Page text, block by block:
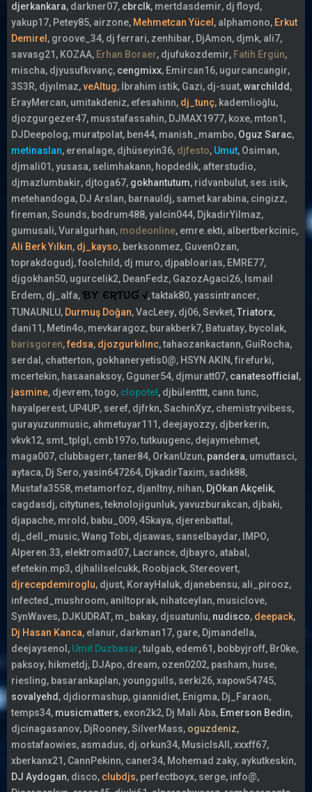
djerkankara darkner07 cbrclk mertdasdemir dj floyd
yakup17 Petey85 airzone Mehmetcan Yücel alphamono Erkut
Demirel
groove_34 dj ferrari zenhibar DjAmon djmk ali7
savasg21
KOZAA Erhan Boraer djufukozdemir Fatih Ergün
mischa djyusufkıvanç cengmixx Emircan16 ugurcancangir
3S3R djyılmaz veAltug İbrahim istik Gazi dj-suat warchildd
ErayMercan umitakdeniz efesahinn dj_tunç kademlioğlu
djozgurgezer47 musstafassahin DJMAX1977 koxe mton1
DJDeepolog muratpolat ben44 manish_mambo Oguz Sarac
metinaslan erenalage djhüseyin36 djfesto Umut Osiman
djmali01 yusasa selimhakann hopdedik afterstudio
djmazlumbakir djtoga67 gokhantutum ridvanbulut ses.isik
metehandoga DJ Arslan barnauldj samet karabina cingizz
fireman Sounds bodrum488 yalcin044 DjkadirYilmaz
gumusali Vuralgurhan modeonline emre.ekti albertberkcinic
Ali Berk Yılkın dj_kayso berksonmez GuvenOzan
toprakdogudj foolchild dj muro djpabloarias EMRE77
djgokhan50 ugurcelik2 DeanFedz GazozAgaci26 İsmail
Erdem dj_alfa ƁƳ ЄƦƬƲƓ √ taktak80 yassintrancer
TUNAUNLU Durmuş Doğan VacLeey dj06 Sevket Triatorx
dani11
Metin4o mevkaragoz burakberk7 Batuatay bycolak
barisgoren fedsa djozgurkılınc tahaozankactann GuiRocha
serdal
chatterton gokhaneryetis0@ HSYN AKIN firefurki
mcertekin hasaanaksoy Gguner54 djmuratt07 canatesofficial
jasmine djevrem togo clopotel djbülentttt cann.tunc
hayalperest UP4UP seref djfrkn SachinXyz chemistryvibess
gurayuzunmusic ahmetuyar111 deejayozzy djberkerin
vkvk12 smt_tplgl cmb197o tutkuugenc dejaymehmet
maga007 clubbagerr taner84 OrkanUzun pandera umuttasci
aytaca Dj Sero yasin647264 DjkadirTaxim sadık88
Mustafa3558 metamorfoz djanltny nihan DjOkan Akçelik
cagdasdj citytunes teknolojigunluk yavuzburakcan djbaki
djapache mrold babu_009 45kaya djerenbattal
dj_dell_music Wang Tobi djsawas sanselbaydar
IMPO
Alperen.33 elektromad07 Lacrance djbayro atabal
efetekin.mp3 djhalilselcukk Roobjack Stereovert
djrecepdemiroglu djust KorayHaluk djanebensu ali_pirooz
infected_mushroom aniltoprak nihatceylan musiclove
SynWaves DJKUDRAT m_bakay djsuatunlu nudisco deepack
Dj Hasan Kanca elanur darkman17 gare Djmandella
deejaysenol
Umit Duzbasar tulgab edem61 bobbyjroff Br0ke
paksoy hikmetdj DJApo dream ozen0202 pasham huse
riesling basarankaplan younggulls serki26 xapow54745
sovalyehd
djdiormashup giannidiet Enigma Dj_Faraon
temps34 musicmatters exon2k2 Dj Mali Aba Emerson Bedin
djcinagasanov DjRooney SilverMass oguzdeniz
mostafaowies asmadus dj.orkun34 MusicIsAll
xxxff67
xberkanx21
CannPekinn caner34 Mohemad zaky aykutkeskin
DJ Aydogan disco clubdjs perfectboyx serge info@